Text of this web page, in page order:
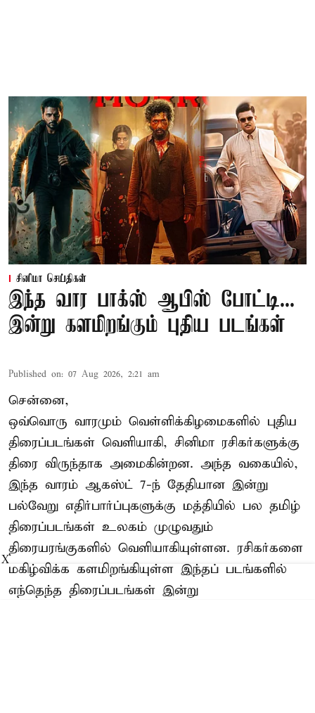
சினிமா செய்திகள்
இந்த வார பாக்ஸ் ஆபிஸ் போட்டி...
இன்று களமிறங்கும் புதிய படங்கள்
Published on: 07 Aug 2026, 2:21 am
சென்னை,
ஒவ்வொரு வாரமும் வெள்ளிக்கிழமைகளில் புதிய
திரைப்படங்கள் வெளியாகி, சினிமா ரசிகர்களுக்கு
திரை விருந்தாக அமைகின்றன. அந்த வகையில்,
இந்த வாரம் ஆகஸ்ட் 7-ந் தேதியான இன்று
பல்வேறு எதிர்பார்ப்புகளுக்கு மத்தியில் பல தமிழ்
திரைப்படங்கள் உலகம் முழுவதும்
திரையரங்குகளில் வெளியாகியுள்ளன. ரசிகர்களை
மகிழ்விக்க களமிறங்கியுள்ள இந்தப் படங்களில்
எந்தெந்த திரைப்படங்கள் இன்று
X